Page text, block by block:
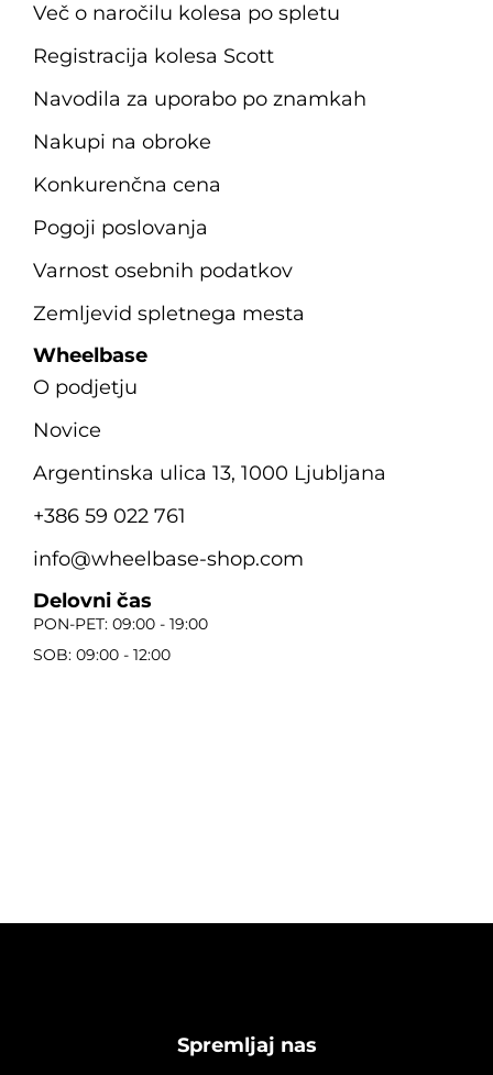
Več o naročilu kolesa po spletu
Registracija kolesa Scott
Navodila za uporabo po znamkah
Nakupi na obroke
Konkurenčna cena
Pogoji poslovanja
Varnost osebnih podatkov
Zemljevid spletnega mesta
Wheelbase
O podjetju
Novice
Argentinska ulica 13, 1000 Ljubljana
+386 59 022 761
info@wheelbase-shop.com
Delovni čas
PON-PET: 09:00 - 19:00
SOB: 09:00 - 12:00
Spremljaj nas